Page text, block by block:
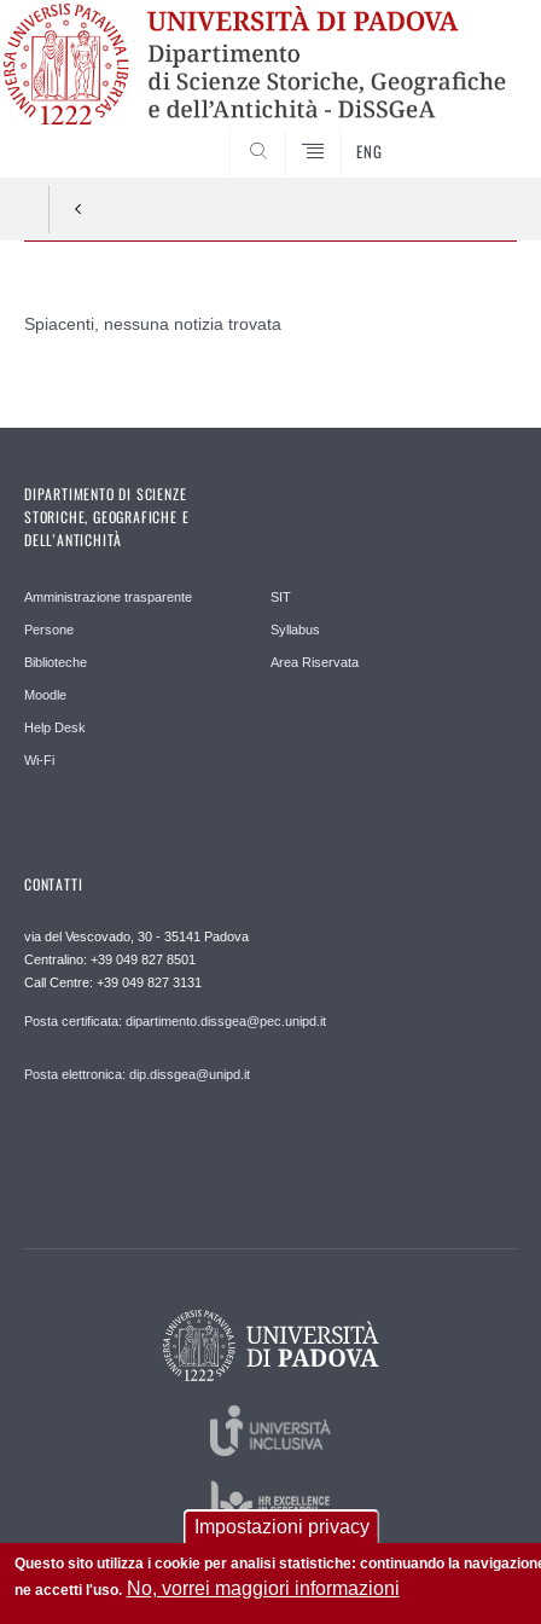
ENG
contenuto
Spiacenti, nessuna notizia trovata
DIPARTIMENTO DI SCIENZE
STORICHE, GEOGRAFICHE E
DELL’ANTICHITÀ
Amministrazione trasparente
Persone
Biblioteche
Moodle
Help Desk
Wi-Fi
SIT
Syllabus
Area Riservata
CONTATTI
via del Vescovado, 30 - 35141 Padova
Centralino: +39 049 827 8501
Call Centre: +39 049 827 3131
Posta certificata: dipartimento.dissgea@pec.unipd.it
Posta elettronica: dip.dissgea@unipd.it
Impostazioni privacy
Questo sito utilizza i cookie per analisi statistiche: continuando la
ne accetti l'uso. No, vorrei maggiori informazioni